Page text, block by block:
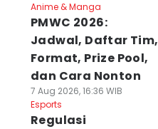
Anime & Manga
PMWC 2026:
Jadwal, Daftar Tim,
Format, Prize Pool,
dan Cara Nonton
7 Aug 2026, 16:36 WIB
Esports
Regulasi